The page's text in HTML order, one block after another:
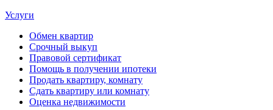
Услуги
Обмен квартир
Срочный выкуп
Правовой сертификат
Помощь в получении ипотеки
Продать квартиру, комнату
Сдать квартиру или комнату
Оценка недвижимости